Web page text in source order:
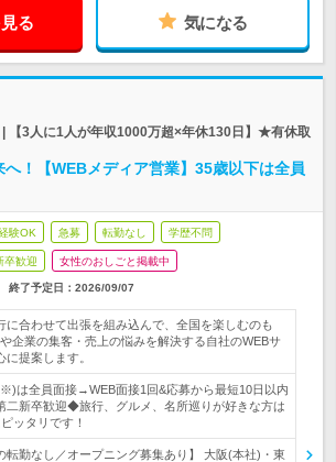
る 気になる
【3人に1人が年収1000万超×年休130日】★有休取
！【WEBメディア営業】35歳以下は全員
験OK 急募 転勤なし 学歴不問
卒歓迎 女性のおしごと掲載中
終了予定日： 2026/09/07
に合わせて出張を組み込んで、全国を楽しむのも
企業の集客・売上の悩みを解決する自社のWEBサ
に提案します。
は全員面接→WEB面接1回&応募から最短10日以内
新卒歓迎◆旅行、グルメ、名所巡りが好きな方は
ッタリです！
転勤なし／オープニング募集あり】 大阪(本社)・東